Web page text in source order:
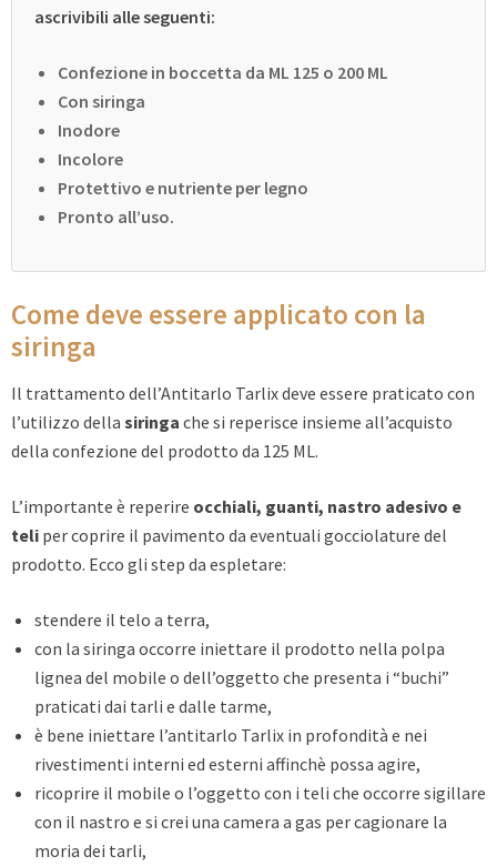
ascrivibili alle seguenti:
Confezione in boccetta da ML 125 o 200 ML
Con siringa
Inodore
Incolore
Protettivo e nutriente per legno
Pronto all’uso.
Come deve essere applicato con la
siringa
Il trattamento dell’Antitarlo Tarlix deve essere praticato con
l’utilizzo della siringa che si reperisce insieme all’acquisto
della confezione del prodotto da 125 ML.
L’importante è reperire occhiali, guanti, nastro adesivo e
teli per coprire il pavimento da eventuali gocciolature del
prodotto. Ecco gli step da espletare:
stendere il telo a terra,
con la siringa occorre iniettare il prodotto nella polpa
lignea del mobile o dell’oggetto che presenta i “buchi”
praticati dai tarli e dalle tarme,
è bene iniettare l’antitarlo Tarlix in profondità e nei
rivestimenti interni ed esterni affinchè possa agire,
ricoprire il mobile o l’oggetto con i teli che occorre sigillare
con il nastro e si crei una camera a gas per cagionare la
moria dei tarli,